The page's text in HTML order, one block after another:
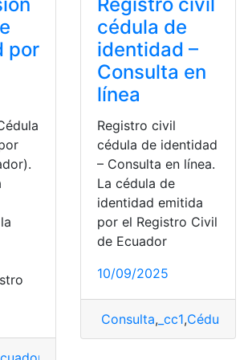
por
cédula de
identidad –
Consulta en
línea
Registro civil
cédula de identidad
– Consulta en línea.
La cédula de
identidad emitida
por el Registro Civil
de Ecuador
10/09/2025
Consulta, _cc1,Cédula